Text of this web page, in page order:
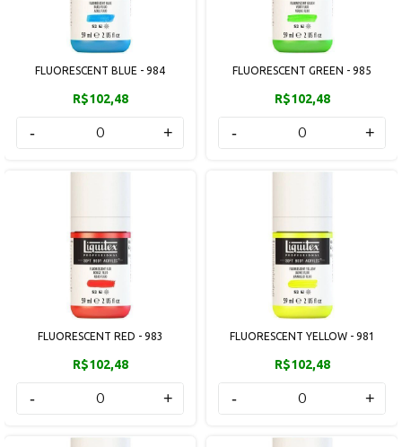
FLUORESCENT BLUE - 984
R$102,48
- +
FLUORESCENT GREEN - 985
R$102,48
- +
FLUORESCENT RED - 983
R$102,48
- +
FLUORESCENT YELLOW - 981
R$102,48
- +